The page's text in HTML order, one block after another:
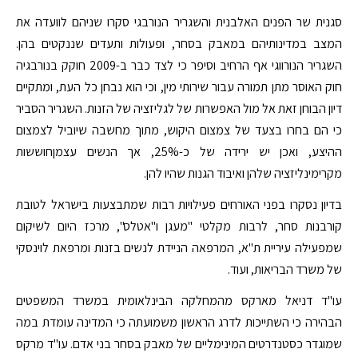
סגנית שר הפנים האלבנית והשגריר הנורבגי סקרו שניהם לוועדה את
המצב במדינותיהם במאבק בסחר, ופעולות ותעדים שננקטים בהן.
השגריר הנורווגי אף הרחיב וסיפר כי לצד כבר ב-2009 חוקק בנורבגיה
חוק האוסר מתן תמורה עבור שירותי מין, וכי הוא נבחן כל העת, ומתקיים
דיון הבוחן זאת אל מול האפשרות של לגליזציה של הזנות. השגריר הסביר
כי הם בחרו בצעד של צמצום היקוש, מתוך מחשבה שיוביל לצמצום
ההיצע, ואכן יש ירידה של כ-25%, אך הנשים עצמןחוששות
מקרימינליזציה שלהן ואיבוד הגנות שהיו להן.
בדיון נסקרו בפני האורחים פעילויות רבות שמתבצעות בישראל לטובת
קורבנות סחר, לרבות מקלטי "מעגן ו"אטלס", מרכז היום לשיקום
שמפעילה עיריית ת"א, המרפאה הניידת לנשים בזנות ומרפאת לוינסקי
של משרד הבריאות, ועוד.
עו"ד דניאל מארקס מהמחלקה הבינלאומית במשרד המשפטים
הבהירה כי השתייכות לדרג הראשון משמועתה כי המדינה עומדת במה
שמוגדר כסטנדרטים המינימליים של מאבק בסחר בני אדם. עו"ד מרקס